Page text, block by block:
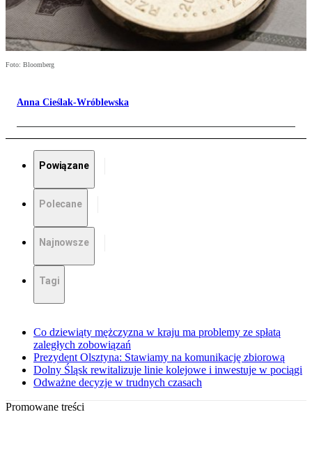
Foto: Bloomberg
Anna Cieślak-Wróblewska
Powiązane
Polecane
Najnowsze
Tagi
Co dziewiąty mężczyzna w kraju ma problemy ze spłatą
zaległych zobowiązań
Prezydent Olsztyna: Stawiamy na komunikację zbiorową
Dolny Śląsk rewitalizuje linie kolejowe i inwestuje w pociągi
Odważne decyzje w trudnych czasach
Promowane treści